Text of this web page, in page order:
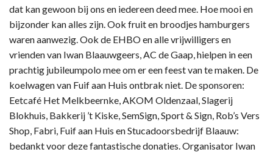
dat kan gewoon bij ons en iedereen deed mee. Hoe mooi en
bijzonder kan alles zijn. Ook fruit en broodjes hamburgers
waren aanwezig. Ook de EHBO en alle vrijwilligers en
vrienden van Iwan Blaauwgeers, AC de Gaap, hielpen in een
prachtig jubileumpolo mee om er een feest van te maken. De
koelwagen van Fuif aan Huis ontbrak niet. De sponsoren:
Eetcafé Het Melkbeernke, AKOM Oldenzaal, Slagerij
Blokhuis, Bakkerij ’t Kiske, SemSign, Sport & Sign, Rob’s Vers
Shop, Fabri, Fuif aan Huis en Stucadoorsbedrijf Blaauw:
bedankt voor deze fantastische donaties. Organisator Iwan